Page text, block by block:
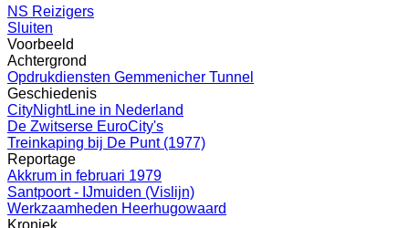
NS Reizigers
Sluiten
Voorbeeld
Achtergrond
Opdrukdiensten Gemmenicher Tunnel
Geschiedenis
CityNightLine in Nederland
De Zwitserse EuroCity's
Treinkaping bij De Punt (1977)
Reportage
Akkrum in februari 1979
Santpoort - IJmuiden (Vislijn)
Werkzaamheden Heerhugowaard
Kroniek